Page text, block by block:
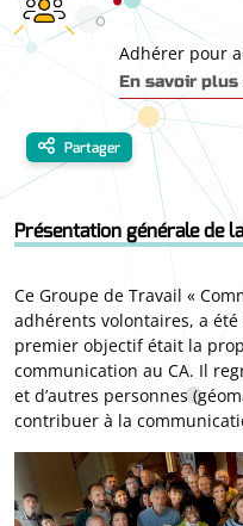
Adhérer pour
En savoir
Partager
Présentation générale de
Ce Groupe de Travail «
adhérents volontaires, a
premier objectif était la
communication au CA. Il
et d’autres personnes
contribuer à la